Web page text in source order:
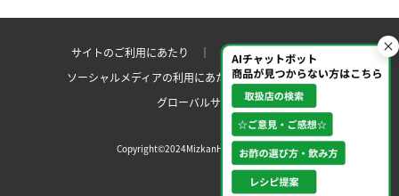
サイトのご利用にあたり ｜プライバシーポリシー
ソーシャルメディアの利用にあたりサイトマップ ｜
グローバルサイト
Copyright©2024MizkanHoldingsCo.Ltd.